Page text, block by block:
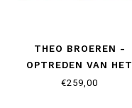
THEO BROEREN -
OPTREDEN VAN HET
DIKKE DAMES KOOR
€259,00